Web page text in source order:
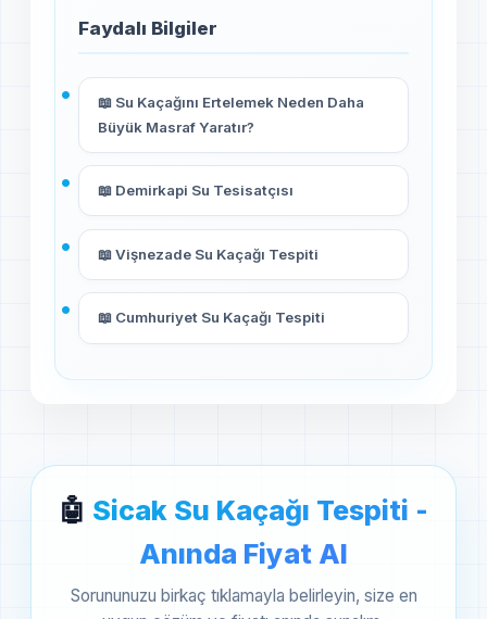
Faydalı Bilgiler
📖 Su Kaçağını Ertelemek Neden Daha
Büyük Masraf Yaratır?
📖 Demirkapi Su Tesisatçısı
📖 Vişnezade Su Kaçağı Tespiti
📖 Cumhuriyet Su Kaçağı Tespiti
🤖 Sicak Su Kaçağı Tespiti -
Anında Fiyat Al
Sorununuzu birkaç tıklamayla belirleyin, size en